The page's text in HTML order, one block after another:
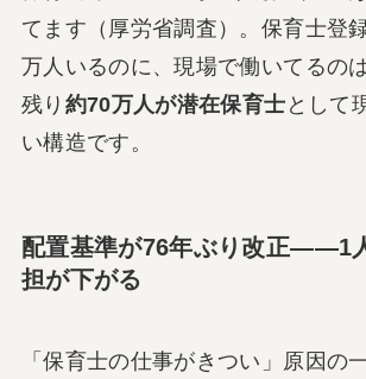
てます（厚労省調査）。保育士登
万人いるのに、現場で働いてるの
残り 約70万人が潜在保育士 として
い構造です。
配置基準が76年ぶり改正――1
担が下がる
「保育士の仕事がきつい」原因の